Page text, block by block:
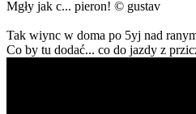
Mgły jak c... pieron! © gustav
Tak wiync w doma po 5yj nad
Co by tu dodać... co do jazdy z